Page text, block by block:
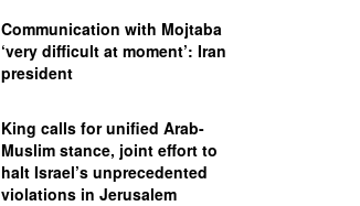
Communication with Mojtaba
‘very difficult at moment’: Iran
president
King calls for unified Arab-
Muslim stance, joint effort to
halt Israel’s unprecedented
violations in Jerusalem